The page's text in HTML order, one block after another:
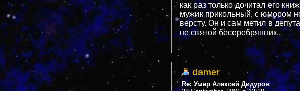
как раз только дочитал его
мужик прикольный, с юмором
версту. Он и сам метил в
не святой бесеребрянник..
damer
Re: Умер Алексей Дидуров